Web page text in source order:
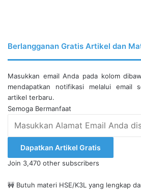
Berlangganan Gratis Artikel dan
Masukkan email Anda pada kolom
mendapatkan notifikasi melalui email
artikel terbaru.
Semoga Bermanfaat
Alamat
Anda
disini
Dapatkan Artikel Gratis
Join 3,470 other subscribers
🚧 Butuh materi HSE/K3L yang lengkap